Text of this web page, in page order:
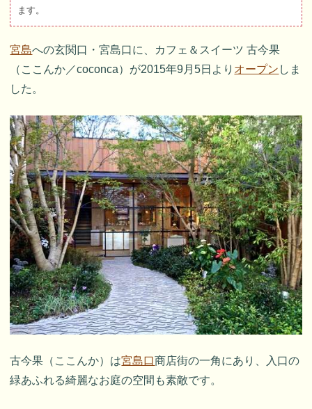
ます。
宮島への玄関口・宮島口に、カフェ＆スイーツ 古今果
（ここんか／coconca）が2015年9月5日より オープン しま
した。
古今果（ここんか）は宮島口商店街の一角にあり、入口の
緑あふれる綺麗なお庭の空間も素敵です。